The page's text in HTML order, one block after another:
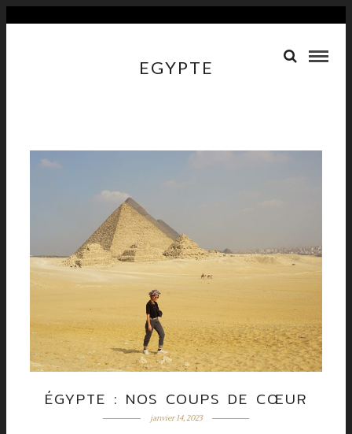
EGYPTE
ÉGYPTE : NOS COUPS DE CŒUR
janvier 14, 2023